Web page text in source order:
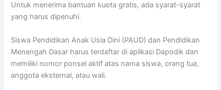
Untuk menerima bantuan kuota gratis, ada syarat-syarat
yang harus dipenuhi.
Siswa Pendidikan Anak Usia Dini (PAUD) dan Pendidikan
Menengah Dasar harus terdaftar di aplikasi Dapodik dan
memiliki nomor ponsel aktif atas nama siswa, orang tua,
anggota eksternal, atau wali.